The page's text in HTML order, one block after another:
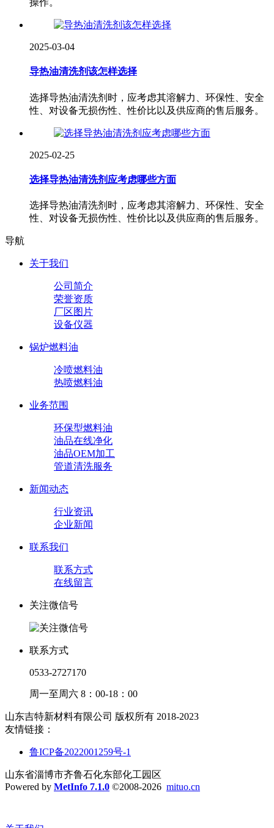
操作。
2025-03-04
导热油清洗剂该怎样选择
选择导热油清洗剂时，应考虑其溶解力、环保性、安全
性、对设备无损伤性、性价比以及供应商的售后服务‌。
2025-02-25
选择导热油清洗剂应考虑哪些方面
选择导热油清洗剂时，应考虑其溶解力、环保性、安全
性、对设备无损伤性、性价比以及供应商的售后服务‌。
导航
关于我们
公司简介
荣誉资质
厂区图片
设备仪器
锅炉燃料油
冷喷燃料油
热喷燃料油
业务范围
环保型燃料油
油品在线净化
油品OEM加工
管道清洗服务
新闻动态
行业资讯
企业新闻
联系我们
联系方式
在线留言
关注微信号
联系方式
0533-2727170
周一至周六 8：00-18：00
山东吉特新材料有限公司 版权所有 2018-2023
友情链接：
鲁ICP备2022001259号-1
山东省淄博市齐鲁石化东部化工园区
Powered by MetInfo 7.1.0 ©2008-2026 mituo.cn